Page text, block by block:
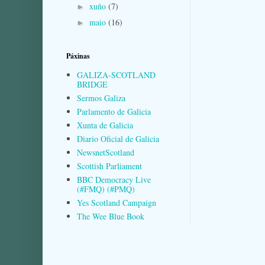
► xuño (7)
► maio (16)
Páxinas
GALIZA-SCOTLAND
BRIDGE
Sermos Galiza
Parlamento de Galicia
Xunta de Galicia
Diario Oficial de Galicia
NewsnetScotland
Scottish Parliament
BBC Democracy Live
(#FMQ) (#PMQ)
Yes Scotland Campaign
The Wee Blue Book